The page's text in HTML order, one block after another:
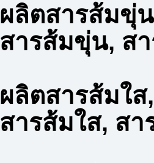
ผลิตสารส้มขุ่
สารส้มขุ่น, ส
ผลิตสารส้มใส
สารส้มใส, สา